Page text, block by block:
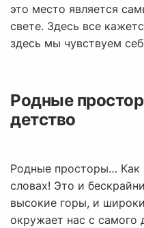
это место является
свете. Здесь все
здесь мы чувствуем
Родные
детство
Родные просторы… Как
словах! Это и
высокие горы, и
окружает нас с самого